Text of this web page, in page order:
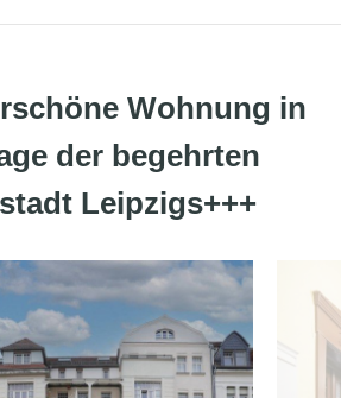
Wohnung in
der begehrten
Leipzigs+++